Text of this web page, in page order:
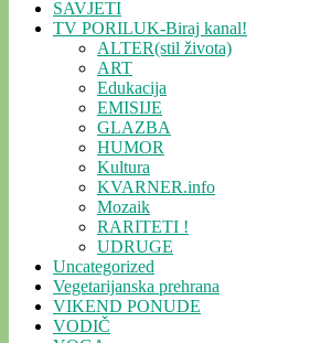
SAVJETI
TV PORILUK-Biraj kanal!
ALTER(stil života)
ART
Edukacija
EMISIJE
GLAZBA
HUMOR
Kultura
KVARNER.info
Mozaik
RARITETI !
UDRUGE
Uncategorized
Vegetarijanska prehrana
VIKEND PONUDE
VODIČ